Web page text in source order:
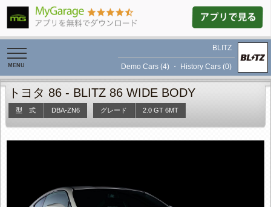
toggle
navigation
BLITZ
Demo Cars (4) ・ History Cars (0)
トヨタ 86 - BLITZ 86 WIDE BODY
型 式 DBA-ZN6 グレード 2.0 GT 6MT